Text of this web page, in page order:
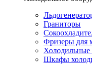
Граниторы
Фризеры для
Холодильные
Шкафы